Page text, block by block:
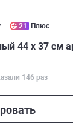
21 Плюс
44 х 37 см
146 раз